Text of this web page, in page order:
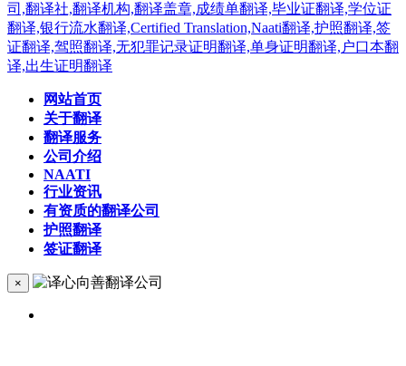
网站首页
关于翻译
翻译服务
公司介绍
NAATI
行业资讯
有资质的翻译公司
护照翻译
签证翻译
×